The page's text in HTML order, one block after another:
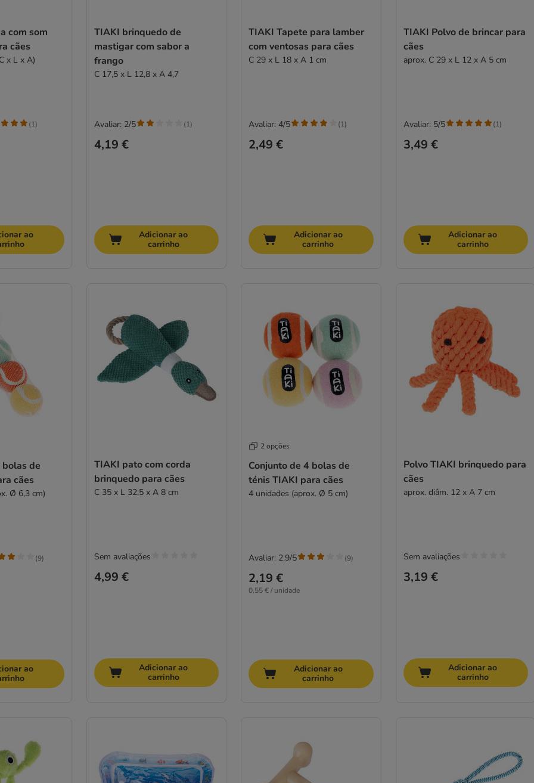
com som
cães
x L x A)
(1)
ao
TIAKI brinquedo de
mastigar com sabor a
frango
C 17,5 x L 12,8 x A 4,7
4,19 €
Avaliar: 2/5 (1)
Adicionar ao
carrinho
TIAKI Tapete para lamber
com ventosas para cães
C 29 x L 18 x A 1 cm
2,49 €
Avaliar: 4/5 (1)
Adicionar ao
carrinho
TIAKI Polvo de brincar para
cães
aprox. C 29 x L 12 x A 5 cm
3,49 €
Avaliar: 5/5 (1)
Adicionar ao
carrinho
bolas de
cães
Ø 6,3 cm)
(9)
ao
TIAKI pato com corda
brinquedo para cães
C 35 x L 32,5 x A 8 cm
4,99 €
Sem avaliações
Adicionar ao
carrinho
2 opções
Conjunto de 4 bolas de
ténis TIAKI para cães
4 unidades (aprox. Ø 5 cm)
2,19 €
0,55 € / unidade
Avaliar: 2.9/5 (9)
Adicionar ao
carrinho
Polvo TIAKI brinquedo para
cães
aprox. diâm. 12 x A 7 cm
3,19 €
Sem avaliações
Adicionar ao
carrinho